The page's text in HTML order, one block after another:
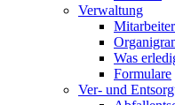
Verwaltung
Was
Formulare
Ver- und